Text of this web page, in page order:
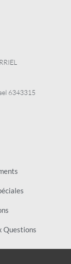
6343315
Questions